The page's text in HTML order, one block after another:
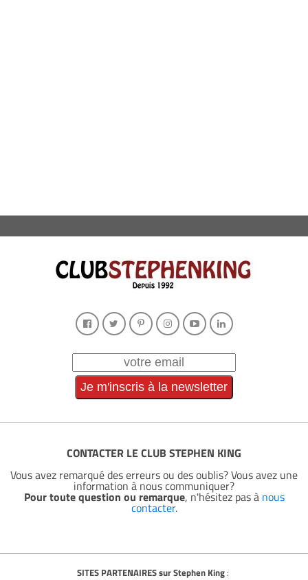
CONTACTER LE CLUB STEPHEN KING
Vous avez remarqué des erreurs ou des oublis? Vous avez une
information à nous communiquer?
Pour toute question ou remarque, n'hésitez pas à nous
contacter.
SITES PARTENAIRES sur Stephen King: